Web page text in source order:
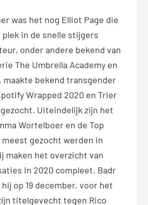
was het nog Elliot Page die
in de snelle stijgers
onder andere bekend van
The Umbrella Academy en
maakte bekend transgender
Wrapped 2020 en Trier
Uiteindelijk zijn het
Wortelboer en de Top
gezocht werden in
maken het overzicht van
in 2020 compleet. Badr
op 19 december, voor het
titelgevecht tegen Rico